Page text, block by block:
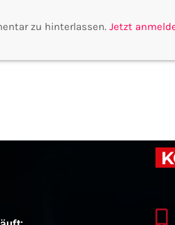
zu hinterlassen. Jetzt